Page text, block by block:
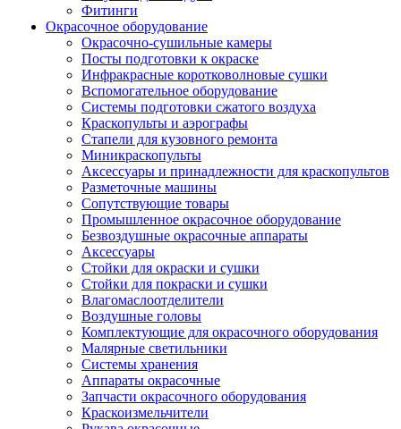
Фитинги
Окрасочное оборудование
Окрасочно-сушильные камеры
Посты подготовки к окраске
Инфракрасные коротковолновые сушки
Вспомогательное оборудование
Системы подготовки сжатого воздуха
Краскопульты и аэрографы
Стапели для кузовного ремонта
Миникраскопульты
Аксессуары и принадлежности для краскопультов
Разметочные машины
Сопутствующие товары
Промышленное окрасочное оборудование
Безвоздушные окрасочные аппараты
Аксессуары
Стойки для окраски и сушки
Стойки для покраски и сушки
Влагомаслоотделители
Воздушные головы
Комплектующие для окрасочного оборудования
Малярные светильники
Системы хранения
Аппараты окрасочные
Запчасти окрасочного оборудования
Краскоизмельчители